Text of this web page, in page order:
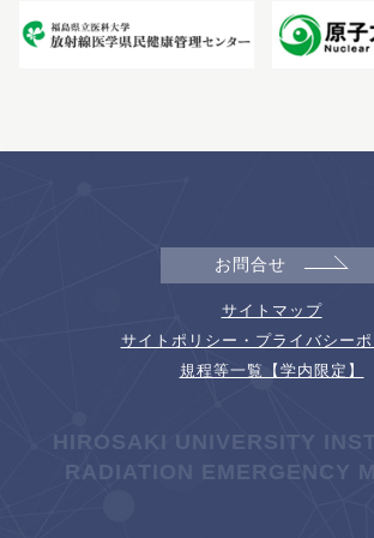
お問合せ
サイトマップ
サイトポリシー・プライバシー
規程等一覧【学内限定】
HIROSAKI UNIVERSITY
RADIATION EMERGENCY